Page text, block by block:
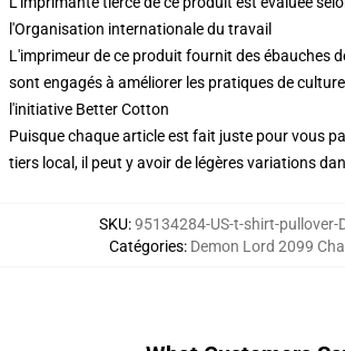
l'Organisation internationale du travail
L'imprimeur de ce produit fournit des ébauches
sont engagés à améliorer les pratiques de
l'initiative Better Cotton
Puisque chaque article est fait juste pour vous
tiers local, il peut y avoir de légères variations
SKU:95134284-US-t-shirt-pullover-
Catégories: Demon Lord 2099